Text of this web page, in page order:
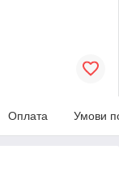
Оплата Умови